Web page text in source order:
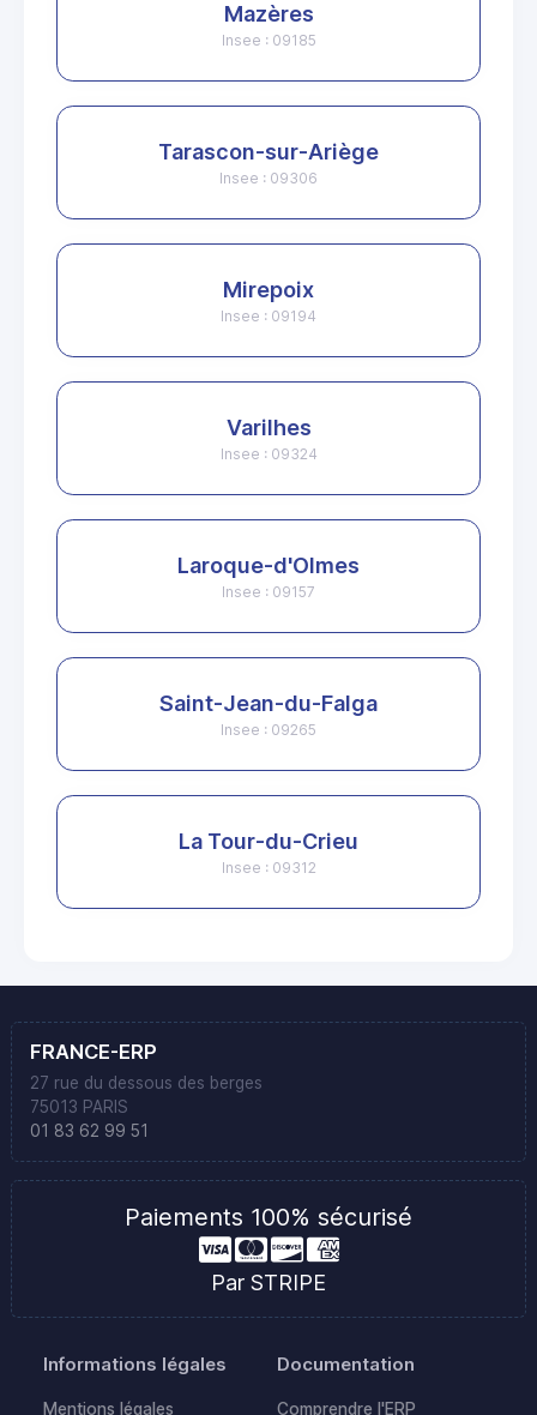
Mazères
Insee : 09185
Tarascon-sur-Ariège
Insee : 09306
Mirepoix
Insee : 09194
Varilhes
Insee : 09324
Laroque-d'Olmes
Insee : 09157
Saint-Jean-du-Falga
Insee : 09265
La Tour-du-Crieu
Insee : 09312
FRANCE-ERP
27 rue du dessous des berges
75013 PARIS
01 83 62 99 51
Paiements 100% sécurisé
Par STRIPE
Informations légales
Mentions légales
Documentation
Comprendre l'ERP